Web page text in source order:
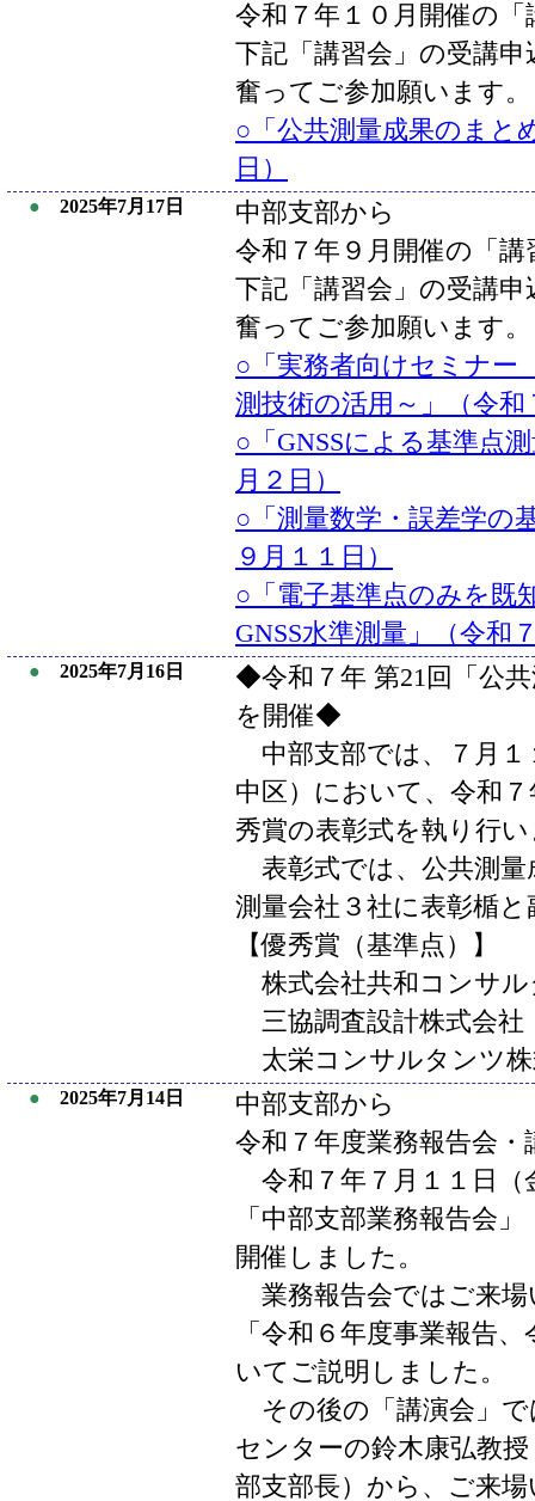
令和７年１０月開催の
下記「講習会」の受講
奮ってご参加願います。
○「公共測量成果のまと
日）
● 2025年7月17日
中部支部から
令和７年９月開催の「
下記「講習会」の受講
奮ってご参加願います。
○「実務者向けセミナー
測技術の活用～」（令和
○「GNSSによる基準点
月２日）
○「測量数学・誤差学の
９月１１日）
○「電子基準点のみを既
GNSS水準測量」（令和
● 2025年7月16日
◆令和７年 第21回「公
を開催◆
中部支部では、７月１
中区）において、令和
秀賞の表彰式を執り行
表彰式では、公共測量
測量会社３社に表彰楯
【優秀賞（基準点）】
株式会社共和コンサル
三協調査設計株式会社
太栄コンサルタンツ株
● 2025年7月14日
中部支部から
令和７年度業務報告会・
令和７年７月１１日（
「中部支部業務報告会
開催しました。
業務報告会ではご来
「令和６年度事業報告
いてご説明しました。
その後の「講演会」で
センターの鈴木康弘教
部支部長）から、ご来